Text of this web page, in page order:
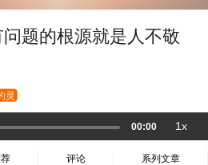
书
23 以赛亚书
书
28 何西阿书
39 玛拉基书
42 路加福音
问题的根源就是人不敬
灵
00:00 1x
评论 系列文章